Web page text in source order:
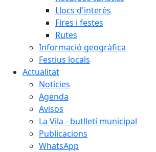
Llocs d'interès
Fires i festes
Rutes
Informació geogràfica
Festius locals
Actualitat
Notícies
Agenda
Avisos
La Vila - butlletí municipal
Publicacions
WhatsApp